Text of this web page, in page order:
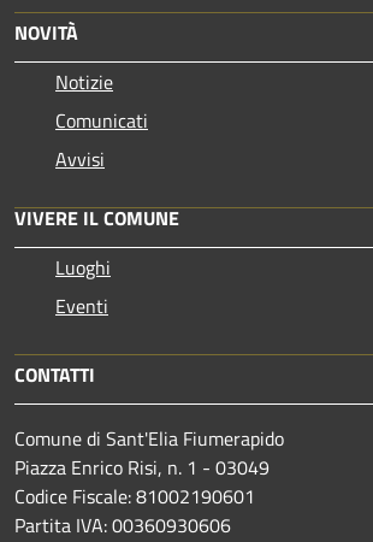
NOVITÀ
Notizie
Comunicati
Avvisi
VIVERE IL COMUNE
Luoghi
Eventi
CONTATTI
Comune di Sant'Elia Fiumerapido
Piazza Enrico Risi, n. 1 - 03049
Codice Fiscale: 81002190601
Partita IVA: 00360930606